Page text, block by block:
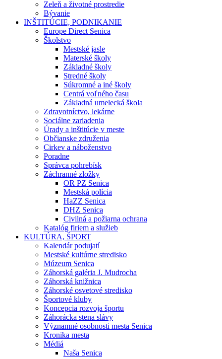
Zeleň a životné prostredie
Bývanie
INŠTITÚCIE, PODNIKANIE
Europe Direct Senica
Školstvo
Mestské jasle
Materské školy
Základné školy
Stredné školy
Súkromné a iné školy
Centrá voľného času
Základná umelecká škola
Zdravotníctvo, lekárne
Sociálne zariadenia
Úrady a inštitúcie v meste
Občianske združenia
Cirkev a náboženstvo
Poradne
Správca pohrebísk
Záchranné zložky
OR PZ Senica
Mestská polícia
HaZZ Senica
DHZ Senica
Civilná a požiarna ochrana
Katalóg firiem a služieb
KULTÚRA, ŠPORT
Kalendár podujatí
Mestské kultúrne stredisko
Múzeum Senica
Záhorská galéria J. Mudrocha
Záhorská knižnica
Záhorské osvetové stredisko
Športové kluby
Koncepcia rozvoja športu
Záhorácka stena slávy
Významné osobnosti mesta Senica
Kronika mesta
Médiá
Naša Senica